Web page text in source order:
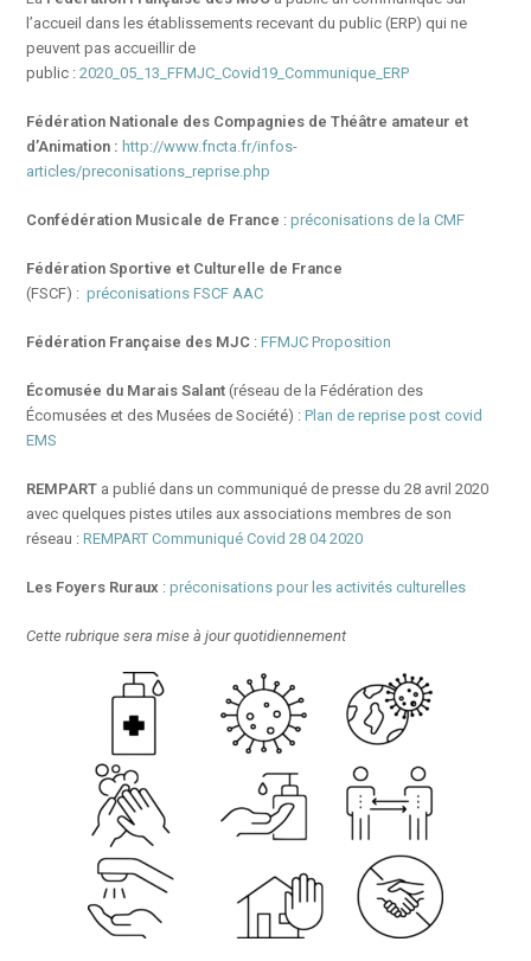
l’accueil dans les établissements recevant du public (ERP) qui ne
peuvent pas accueillir de
public :2020_05_13_FFMJC_Covid19_Communique_ERP
Fédération Nationale des Compagnies de Théâtre amateur et
d’Animation : http://www.fncta.fr/infos-
articles/preconisations_reprise.php
Confédération Musicale de France :préconisations de la CMF
Fédération Sportive et Culturelle de France
(FSCF) :préconisations FSCF AAC
Fédération Française des MJC :FFMJC Proposition
Écomusée du Marais Salant (réseau de la Fédération des
Écomusées et des Musées de Société) :Plan de reprise post covid
EMS
REMPART a publié dans un communiqué de presse du 28 avril 2020
avec quelques pistes utiles aux associations membres de son
réseau :REMPART Communiqué Covid 28 04 2020
Les Foyers Ruraux :préconisations pour les activités culturelles
Cette rubrique sera mise à jour quotidiennement